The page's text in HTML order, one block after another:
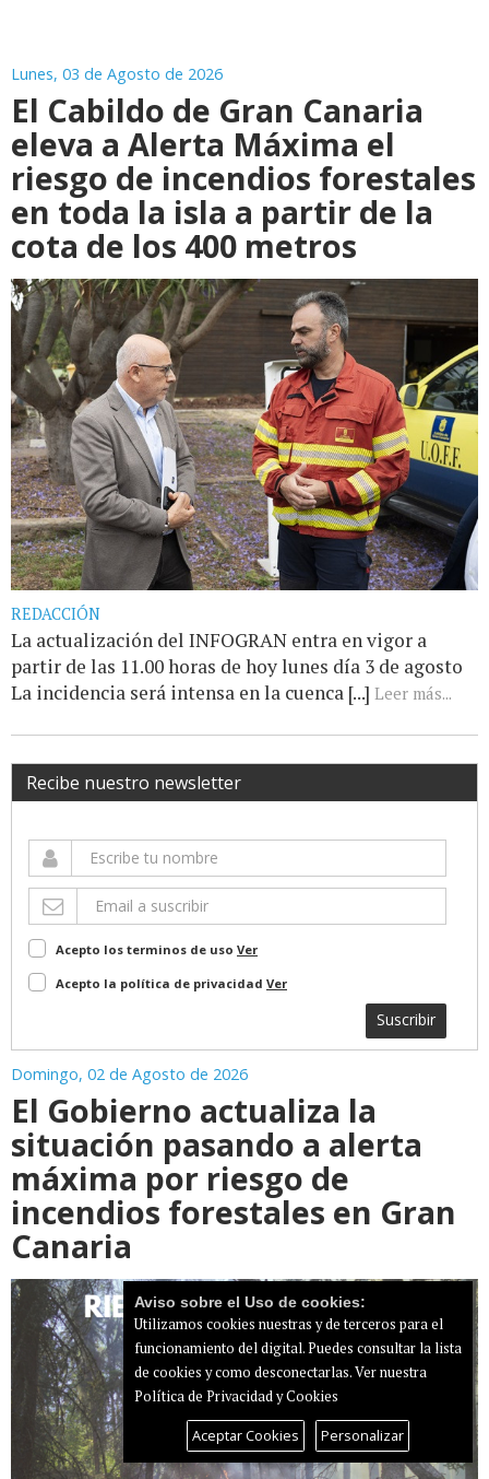
Lunes, 03 de Agosto de 2026
El Cabildo de Gran Canaria
eleva a Alerta Máxima el
riesgo de incendios forestales
en toda la isla a partir de la
cota de los 400 metros
REDACCIÓN
La actualización del INFOGRAN entra en vigor a
partir de las 11.00 horas de hoy lunes día 3 de agosto
La incidencia será intensa en la cuenca [...] Leer más...
Recibe nuestro newsletter
Acepto los terminos de uso Ver
Acepto la política de privacidad Ver
Suscribir
Domingo, 02 de Agosto de 2026
El Gobierno actualiza la
situación pasando a alerta
máxima por riesgo de
incendios forestales en Gran
Canaria
Aviso sobre el Uso de cookies:
Utilizamos cookies nuestras y de terceros para el
funcionamiento del digital. Puedes consultar la lista
de cookies y como desconectarlas.Ver nuestra
Política de Privacidad y Cookies
Aceptar Cookies Personalizar